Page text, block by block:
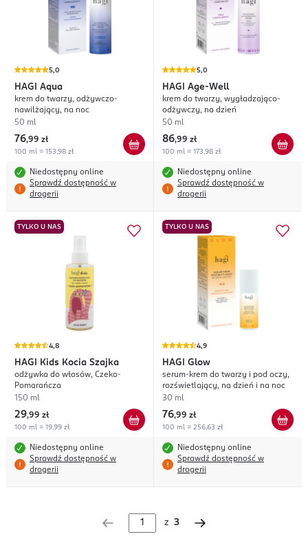
5,0
HAGI Aqua
krem do twarzy, odżywczo-
nawilżający, na noc
50 ml
76,99 zł
100 ml = 153,98 zł
Niedostępny online
Sprawdź dostępność w
drogerii
5,0
HAGI Age-Well
krem do twarzy, wygładzająco-
odżywczy, na dzień
50 ml
86,99 zł
100 ml = 173,98 zł
Niedostępny online
Sprawdź dostępność w
drogerii
TYLKO U NAS
4,8
HAGI Kids Kocia Szajka
odżywka do włosów, Czeko-
Pomarańcza
150 ml
29,99 zł
100 ml = 19,99 zł
Niedostępny online
Sprawdź dostępność w
drogerii
TYLKO U NAS
4,9
HAGI Glow
serum-krem do twarzy i pod oczy,
rozświetlający, na dzień i na noc
30 ml
76,99 zł
100 ml = 256,63 zł
Niedostępny online
Sprawdź dostępność w
drogerii
z 3